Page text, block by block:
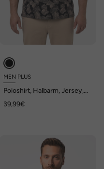
MEN PLUS
Poloshirt, Halbarm, Jersey,
39,99€